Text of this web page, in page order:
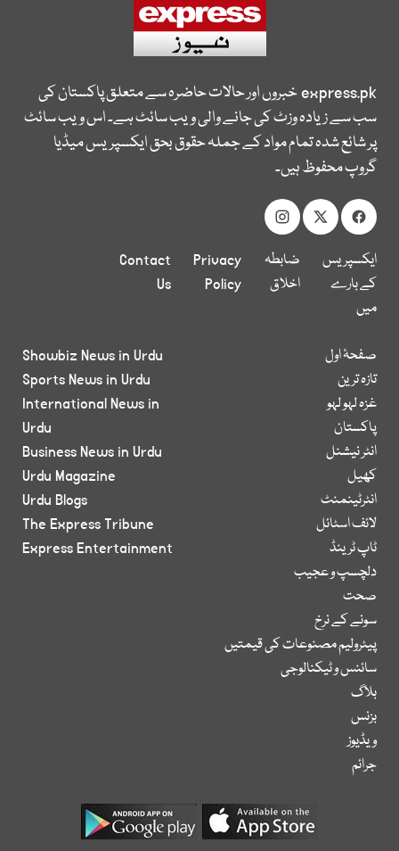
express.pkخبروں اور حالات حاضرہ سے متعلق پاکستان کی
سب سے زیادہ وزٹ کی جانے والی ویب سائٹ ہے۔ اس ویب سائٹ
پر شائع شدہ تمام مواد کے جملہ حقوق بحق ایکسپریس میڈیا
گروپ محفوظ ہیں۔
ایکسپریس
کے بارے
میں
ضابطہ
اخلاق
Privacy
Policy
Contact
Us
صفحۂ اول
تازہ ترین
غزہ لہو لہو
پاکستان
انٹر نیشنل
کھیل
انٹرٹینمنٹ
لائف اسٹائل
ٹاپ ٹرینڈ
دلچسپ و عجیب
صحت
سونے کے نرخ
پیٹرولیم مصنوعات کی قیمتیں
سائنس و ٹیکنالوجی
بلاگ
بزنس
ویڈیوز
جرائم
Showbiz News in Urdu
Sports News in Urdu
International News in
Urdu
Business News in Urdu
Urdu Magazine
Urdu Blogs
The Express Tribune
Express Entertainment